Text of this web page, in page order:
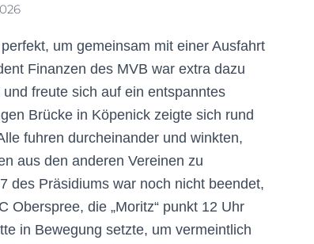
um gemeinsam mit einer Ausfahrt
Finanzen des MVB war extra dazu
freute sich auf ein entspanntes
Brücke in Köpenick zeigte sich rund
fuhren durcheinander und winkten,
aus den anderen Vereinen zu
des Präsidiums war noch nicht beendet,
Oberspree, die „Moritz“ punkt 12 Uhr
in Bewegung setzte, um vermeintlich